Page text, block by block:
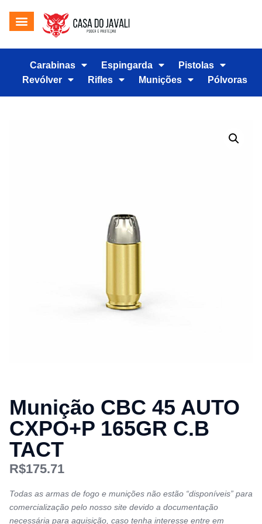
Carabinas Espingarda
Pistolas
Revólver
Rifles Munições Pólvoras
Munição CBC 45 AUTO
CXPO+P 165GR C.B
TACT
R$175.71
Todas as armas de fogo e munições não estão “disponíveis” para
comercialização pelo nosso site devido a documentação
necessária para aquisição, caso tenha interesse entre em